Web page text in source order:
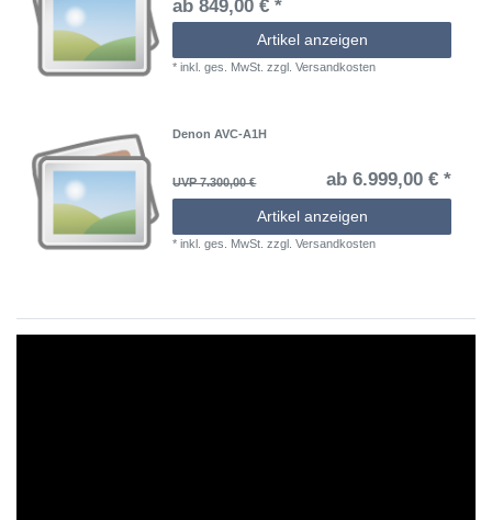
ab 849,00 € *
Artikel anzeigen
*inkl. ges. MwSt. zzgl.Versandkosten
Denon AVC-A1H
UVP 7.300,00 € ab 6.999,00 € *
Artikel anzeigen
*inkl. ges. MwSt. zzgl.Versandkosten